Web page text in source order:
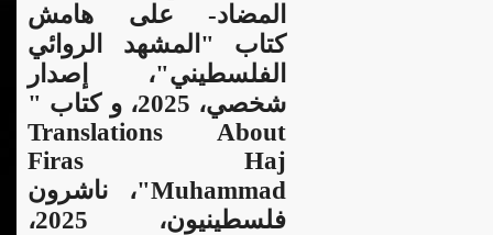
المضاد- على هامش
كتاب "المشهد الروائي
الفلسطيني"، إصدار
شخصي، 2025، و كتاب "
Translations About
Firas Haj
Muhammad"، ناشرون
فلسطينيون، 2025،